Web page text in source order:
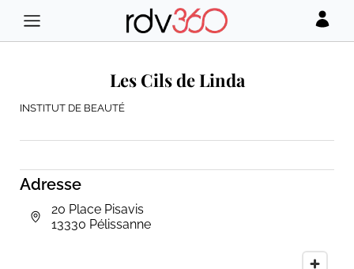
Adresse
20 Place Pisavis
13330 Pélissanne
Les Cils de Linda
INSTITUT DE BEAUTÉ